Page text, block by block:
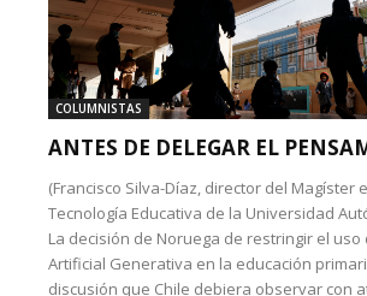
COLUMNISTAS
ANTES DE DELEGAR EL
(Francisco Silva-Díaz, director del Magíster
Tecnología Educativa de la Universidad
La decisión de Noruega de restringir el uso
Artificial Generativa en la educación
discusión que Chile debiera observar con